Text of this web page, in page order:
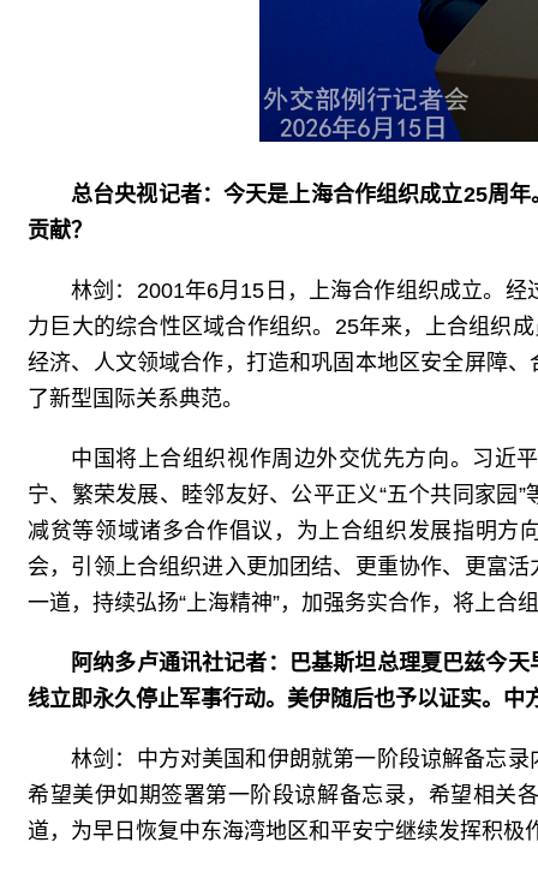
总台央视记者：今天是上海合作组织成立25周
贡献？
林剑：2001年6月15日，上海合作组织成立。
力巨大的综合性区域合作组织。25年来，上合组织
经济、人文领域合作，打造和巩固本地区安全屏障
了新型国际关系典范。
中国将上合组织视作周边外交优先方向。习近
宁、繁荣发展、睦邻友好、公平正义“五个共同家园
减贫等领域诸多合作倡议，为上合组织发展指明方
会，引领上合组织进入更加团结、更重协作、更富
一道，持续弘扬“上海精神”，加强务实合作，将上合
阿纳多卢通讯社记者：巴基斯坦总理夏巴兹今
线立即永久停止军事行动。美伊随后也予以证实。中
林剑：中方对美国和伊朗就第一阶段谅解备忘
希望美伊如期签署第一阶段谅解备忘录，希望相关
道，为早日恢复中东海湾地区和平安宁继续发挥积极